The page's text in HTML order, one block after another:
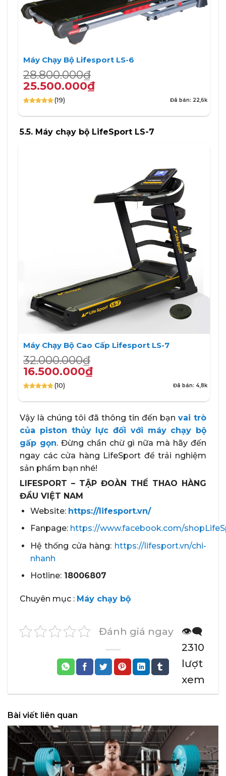
Máy Chạy Bộ Lifesport LS-6
28.800.000₫
Giá
gốc
là:
28.800.000₫.
25.500.000₫
Giá
hiện
tại
là:
25.500.000₫.
dựa trên
(19) Đã bán: 22,6k
5.5. Máy chạy bộ LifeSport LS-7
Máy Chạy Bộ Cao Cấp Lifesport LS-7
32.000.000₫
Giá
gốc
là:
32.000.000₫.
16.500.000₫
Giá
hiện
tại
là:
16.500.000₫.
dựa trên
(10) Đã bán: 4,8k
Vậy là chúng tôi đã thông tin đến bạn vai trò
của piston thủy lực đối với máy chạy bộ
gấp gọn. Đừng chần chừ gì nữa mà hãy đến
ngay các cửa hàng LifeSport để trải nghiệm
sản phẩm bạn nhé!
LIFESPORT – TẬP ĐOÀN THỂ THAO HÀNG
ĐẦU VIỆT NAM
Website: https://lifesport.vn/
Fanpage: https://www.facebook.com/
Hệ thống cửa hàng: https://lifesport.vn/chi-
nhanh
Hotline:18006807
​Chuyên mục : Máy chạy bộ
Đánh giá ngay
👁️‍🗨️
2310
lượt
xem
Bài viết liên quan